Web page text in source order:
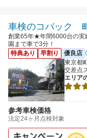
車検のコバック
創業65年★年間6000台の実
園まで車で3分！
特典あり
早割り
優良店
東京都
交差点
エリア
参考車検価格
法定24ヶ月点検対象